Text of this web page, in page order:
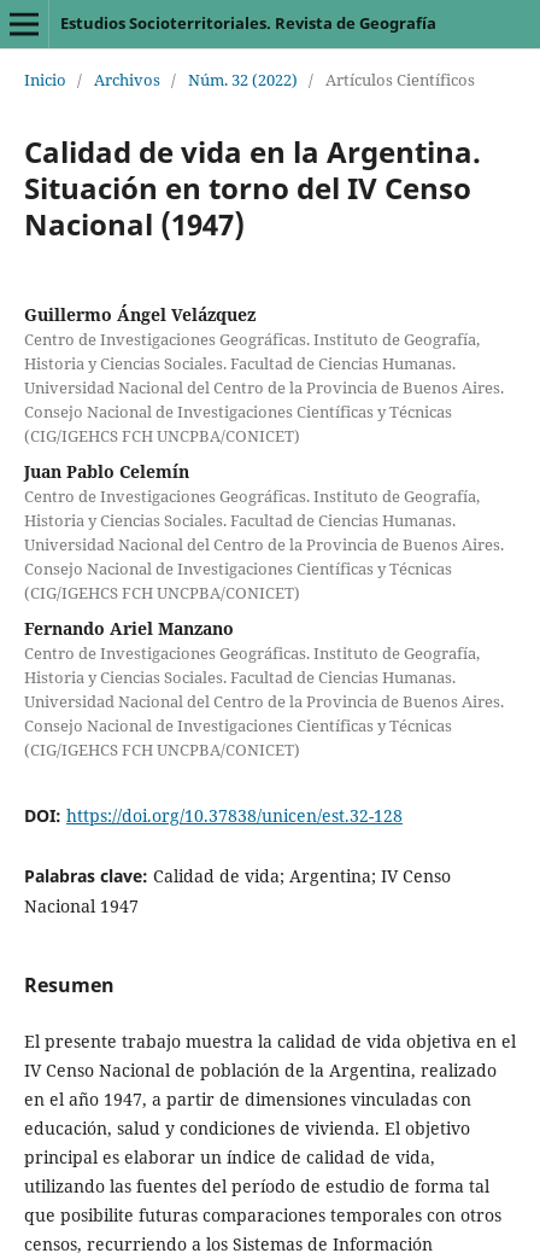
Estudios Socioterritoriales. Revista de Geografía
Inicio / Archivos / Núm. 32 (2022) / Artículos Científicos
Calidad de vida en la Argentina.
Situación en torno del IV Censo
Nacional (1947)
Guillermo Ángel Velázquez
Centro de Investigaciones Geográficas. Instituto de Geografía,
Historia y Ciencias Sociales. Facultad de Ciencias Humanas.
Universidad Nacional del Centro de la Provincia de Buenos Aires.
Consejo Nacional de Investigaciones Científicas y Técnicas
(CIG/IGEHCS FCH UNCPBA/CONICET)
Juan Pablo Celemín
Centro de Investigaciones Geográficas. Instituto de Geografía,
Historia y Ciencias Sociales. Facultad de Ciencias Humanas.
Universidad Nacional del Centro de la Provincia de Buenos Aires.
Consejo Nacional de Investigaciones Científicas y Técnicas
(CIG/IGEHCS FCH UNCPBA/CONICET)
Fernando Ariel Manzano
Centro de Investigaciones Geográficas. Instituto de Geografía,
Historia y Ciencias Sociales. Facultad de Ciencias Humanas.
Universidad Nacional del Centro de la Provincia de Buenos Aires.
Consejo Nacional de Investigaciones Científicas y Técnicas
(CIG/IGEHCS FCH UNCPBA/CONICET)
DOI: https://doi.org/10.37838/unicen/est.32-128
Palabras clave: Calidad de vida; Argentina; IV Censo
Nacional 1947
Resumen
El presente trabajo muestra la calidad de vida objetiva en el
IV Censo Nacional de población de la Argentina, realizado
en el año 1947, a partir de dimensiones vinculadas con
educación, salud y condiciones de vivienda. El objetivo
principal es elaborar un índice de calidad de vida,
utilizando las fuentes del período de estudio de forma tal
que posibilite futuras comparaciones temporales con otros
censos, recurriendo a los Sistemas de Información